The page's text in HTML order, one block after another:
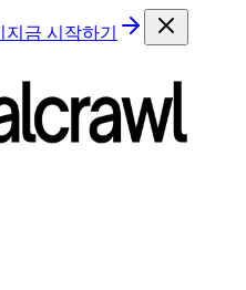
지금 시작하기